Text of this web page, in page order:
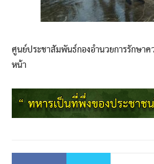
ศูนย์ประชาสัมพันธ์กองอำนวยการรักษา
หน้า